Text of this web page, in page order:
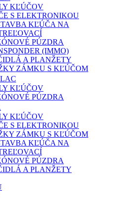
KĽÚČOV
S ELEKTRONIKOU
KĽÚČA NA
PÚZDRA
(IMMO)
A PLANŽETY
ZÁMKU S KĽÚČOM
KĽÚČOV
PÚZDRA
KĽÚČOV
S ELEKTRONIKOU
ZÁMKU S KĽÚČOM
KĽÚČA NA
PÚZDRA
A PLANŽETY